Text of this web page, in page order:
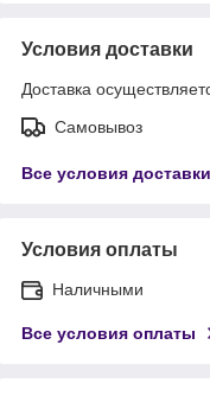
Условия доставки
Доставка
Самовывоз
Все условия доставки
Условия оплаты
Наличными
Все условия оплаты